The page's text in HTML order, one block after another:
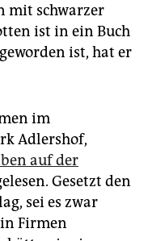
mit schwarzer
ist in ein Buch
ist, hat er
im
Adlershof,
auf der
Gesetzt den
sei es zwar
Firmen